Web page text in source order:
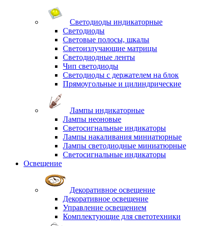
Светодиоды индикаторные
Светодиоды
Световые полосы, шкалы
Светоизлучающие матрицы
Светодиодные ленты
Чип светодиоды
Светодиоды с держателем на блок
Прямоугольные и цилиндрические
Лампы индикаторные
Лампы неоновые
Светосигнальные индикаторы
Лампы накаливания миниатюрные
Лампы светодиодные миниатюрные
Светосигнальные индикаторы
Освещение
Декоративное освещение
Декоративное освещение
Управление освещением
Комплектующие для светотехники